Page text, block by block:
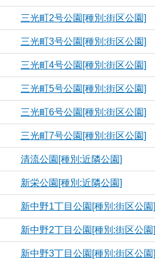
三光町2号公園[種別:街区公園]
三光町3号公園[種別:街区公園]
三光町4号公園[種別:街区公園]
三光町5号公園[種別:街区公園]
三光町6号公園[種別:街区公園]
三光町7号公園[種別:街区公園]
清流公園[種別:近隣公園]
新栄公園[種別:近隣公園]
新中野1丁目公園[種別:街区公園]
新中野2丁目公園[種別:街区公園]
新中野3丁目公園[種別:街区公園]